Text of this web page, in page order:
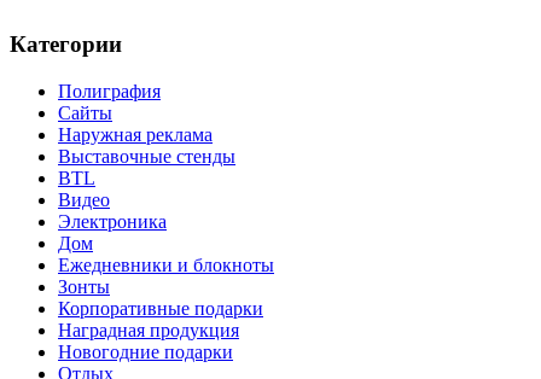
Категории
Полиграфия
Сайты
Наружная реклама
Выставочные стенды
BTL
Видео
Электроника
Дом
Ежедневники и блокноты
Зонты
Корпоративные подарки
Наградная продукция
Новогодние подарки
Отдых